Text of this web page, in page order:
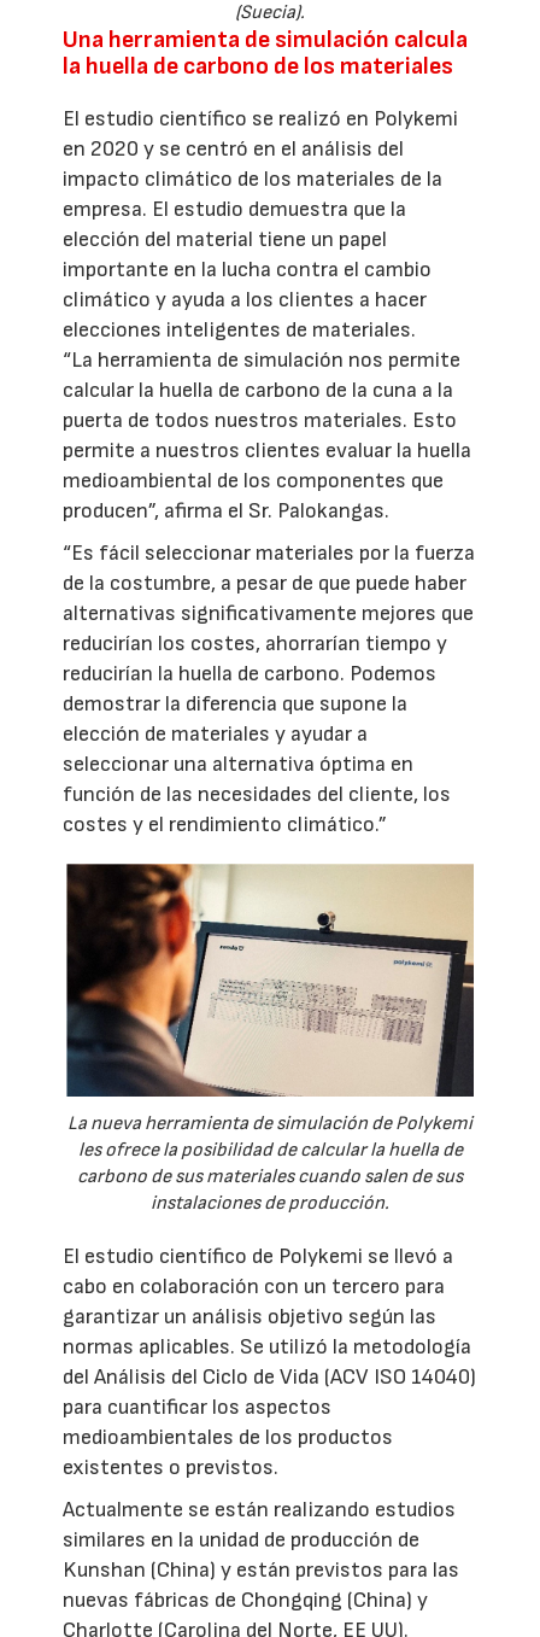
(Suecia).
Una herramienta de simulación calcula
la huella de carbono de los materiales
El estudio científico se realizó en Polykemi
en 2020 y se centró en el análisis del
impacto climático de los materiales de la
empresa. El estudio demuestra que la
elección del material tiene un papel
importante en la lucha contra el cambio
climático y ayuda a los clientes a hacer
elecciones inteligentes de materiales.
“La herramienta de simulación nos permite
calcular la huella de carbono de la cuna a la
puerta de todos nuestros materiales. Esto
permite a nuestros clientes evaluar la huella
medioambiental de los componentes que
producen”, afirma el Sr. Palokangas.
“Es fácil seleccionar materiales por la fuerza
de la costumbre, a pesar de que puede haber
alternativas significativamente mejores que
reducirían los costes, ahorrarían tiempo y
reducirían la huella de carbono. Podemos
demostrar la diferencia que supone la
elección de materiales y ayudar a
seleccionar una alternativa óptima en
función de las necesidades del cliente, los
costes y el rendimiento climático.”
La nueva herramienta de simulación de Polykemi
les ofrece la posibilidad de calcular la huella de
carbono de sus materiales cuando salen de sus
instalaciones de producción.
El estudio científico de Polykemi se llevó a
cabo en colaboración con un tercero para
garantizar un análisis objetivo según las
normas aplicables. Se utilizó la metodología
del Análisis del Ciclo de Vida (ACV ISO 14040)
para cuantificar los aspectos
medioambientales de los productos
existentes o previstos.
Actualmente se están realizando estudios
similares en la unidad de producción de
Kunshan (China) y están previstos para las
nuevas fábricas de Chongqing (China) y
Charlotte (Carolina del Norte, EE UU).